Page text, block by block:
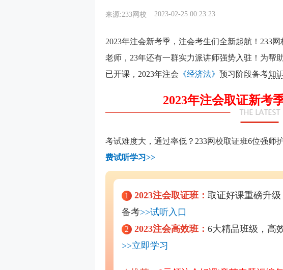
来源:233网校 2023-02-25 00:23:23
2023年注会新考季，注会考生们全新起航！233
老师，23年还有一群实力派讲师强势入驻！为帮
已开课，2023年注会 《经济法》 预习阶段备考知
2023年注会取证新
考试难度大，通过率低？233网校取证班6位强师
费试听学习>>
1 2023注会取证班： 取证好课重磅升
备考>>试听入口
2 2023注会高效班： 6大精品班级，高
>>立即学习